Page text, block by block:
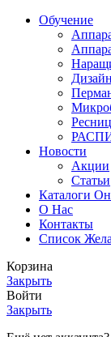
Обучение
Новости
Акции
Статьи
Каталоги
О Нас
Контакты
Список
Корзина
Закрыть
Войти
Закрыть